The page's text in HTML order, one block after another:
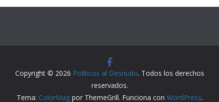
Copyright © 2026 Políticos al Desnudo. Todos los derechos
reservados.
Tema: ColorMagpor ThemeGrill. Funciona con WordPress.